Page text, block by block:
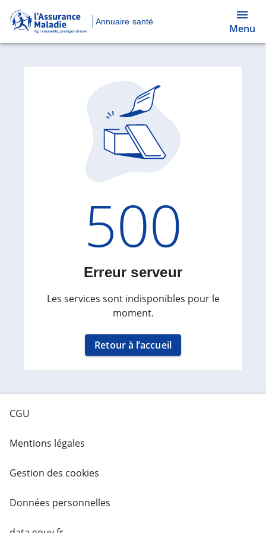
Annuaire santé
Menu
Code
500
Erreur serveur
Les services sont indisponibles pour le
moment.
Retour à l’accueil
CGU
Mentions légales
Gestion des cookies
Données personnelles